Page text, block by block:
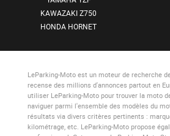
KAWAZAKI Z750
HONDA HORNET
LeParking-Motoest un moteur de recherche
recense des millions d'annonces partout en
utiliser LeParking-Motopour trouver la moto
naviguer parmi l'ensemble des modèles du
résultats via divers critères pertinents :
kilométrage, etc. LeParking-Motopropose